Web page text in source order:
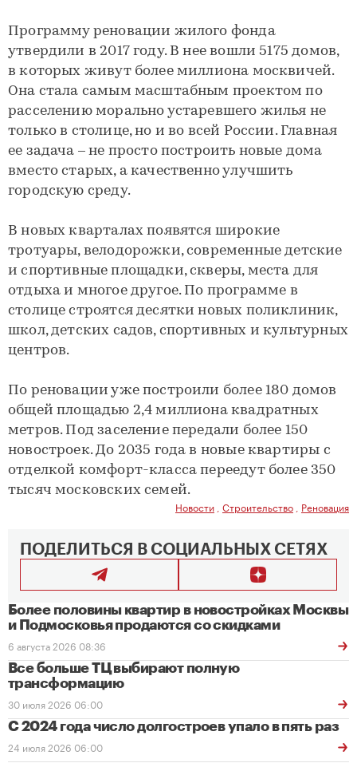
Программу реновации жилого фонда
утвердили в 2017 году. В нее вошли 5175 домов,
в которых живут более миллиона москвичей.
Она стала самым масштабным проектом по
расселению морально устаревшего жилья не
только в столице, но и во всей России. Главная
ее задача – не просто построить новые дома
вместо старых, а качественно улучшить
городскую среду.
В новых кварталах появятся широкие
тротуары, велодорожки, современные детские
и спортивные площадки, скверы, места для
отдыха и многое другое. По программе в
столице строятся десятки новых поликлиник,
школ, детских садов, спортивных и культурных
центров.
По реновации уже построили более 180 домов
общей площадью 2,4 миллиона квадратных
метров. Под заселение передали более 150
новостроек. До 2035 года в новые квартиры с
отделкой комфорт-класса переедут более 350
тысяч московских семей.
Новости Строительство Реновация
ПОДЕЛИТЬСЯ В СОЦИАЛЬНЫХ СЕТЯХ
Более половины квартир в новостройках Москвы
и Подмосковья продаются со скидками
6 августа 2026 08:36
Все больше ТЦ выбирают полную
трансформацию
30 июля 2026 06:00
С 2024 года число долгостроев упало в пять раз
24 июля 2026 06:00